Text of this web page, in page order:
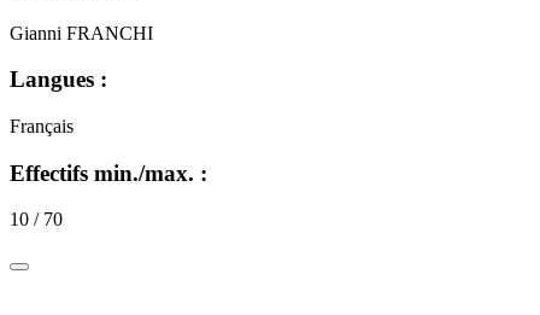
Gianni FRANCHI
Langues :
Français
Effectifs min./max. :
10 / 70